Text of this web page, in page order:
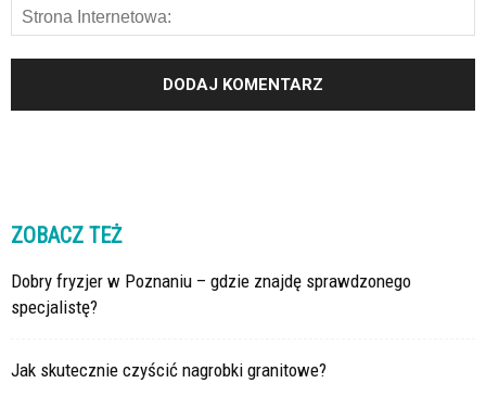
ZOBACZ TEŻ
Dobry fryzjer w Poznaniu – gdzie znajdę sprawdzonego
specjalistę?
Jak skutecznie czyścić nagrobki granitowe?